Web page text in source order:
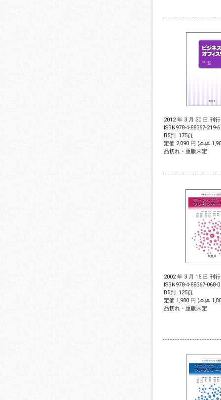
2012 年 3 月 30 日 刊行
ISBN978-4-88367-219-6
B5判 175頁
定価 2,090 円 (本体
品切れ・重版未定
2002 年 3 月 15 日 刊行
ISBN978-4-88367-068-0
B5判 125頁
定価 1,980 円 (本体
品切れ・重版未定